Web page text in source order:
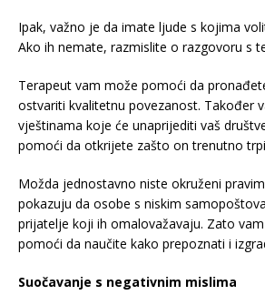
Ipak, važno je da imate ljude s kojima
Ako ih nemate, razmislite o razgovoru s
Terapeut vam može pomoći da
ostvariti kvalitetnu povezanost. Također
vještinama koje će unaprijediti vaš
pomoći da otkrijete zašto on trenutno
Možda jednostavno niste okruženi
pokazuju da osobe s niskim
prijatelje koji ih omalovažavaju. Zato
pomoći da naučite kako prepoznati i
Suočavanje s negativnim mislima